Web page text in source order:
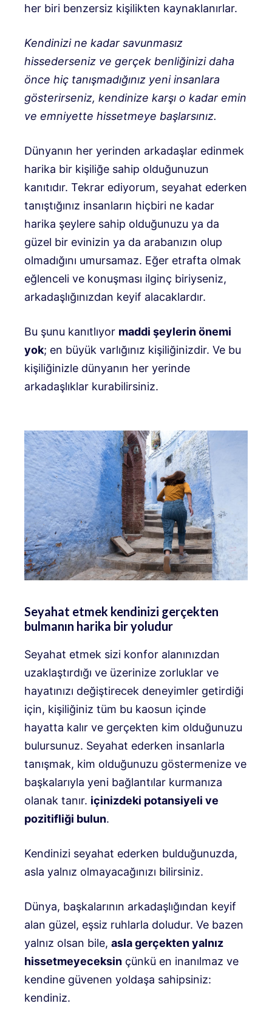
her biri benzersiz kişilikten kaynaklanırlar.
Kendinizi ne kadar savunmasız
hissederseniz ve gerçek benliğinizi daha
önce hiç tanışmadığınız yeni insanlara
gösterirseniz, kendinize karşı o kadar emin
ve emniyette hissetmeye başlarsınız.
Dünyanın her yerinden arkadaşlar edinmek
harika bir kişiliğe sahip olduğunuzun
kanıtıdır. Tekrar ediyorum, seyahat ederken
tanıştığınız insanların hiçbiri ne kadar
harika şeylere sahip olduğunuzu ya da
güzel bir evinizin ya da arabanızın olup
olmadığını umursamaz. Eğer etrafta olmak
eğlenceli ve konuşması ilginç biriyseniz,
arkadaşlığınızdan keyif alacaklardır.
Bu şunu kanıtlıyor maddi şeylerin önemi
yok; en büyük varlığınız kişiliğinizdir. Ve bu
kişiliğinizle dünyanın her yerinde
arkadaşlıklar kurabilirsiniz.
Seyahat etmek kendinizi gerçekten
bulmanın harika bir yoludur
Seyahat etmek sizi konfor alanınızdan
uzaklaştırdığı ve üzerinize zorluklar ve
hayatınızı değiştirecek deneyimler getirdiği
için, kişiliğiniz tüm bu kaosun içinde
hayatta kalır ve gerçekten kim olduğunuzu
bulursunuz. Seyahat ederken insanlarla
tanışmak, kim olduğunuzu göstermenize ve
başkalarıyla yeni bağlantılar kurmanıza
olanak tanır. içinizdeki potansiyeli ve
pozitifliği bulun.
Kendinizi seyahat ederken bulduğunuzda,
asla yalnız olmayacağınızı bilirsiniz.
Dünya, başkalarının arkadaşlığından keyif
alan güzel, eşsiz ruhlarla doludur. Ve bazen
yalnız olsan bile, asla gerçekten yalnız
hissetmeyeceksin çünkü en inanılmaz ve
kendine güvenen yoldaşa sahipsiniz:
kendiniz.